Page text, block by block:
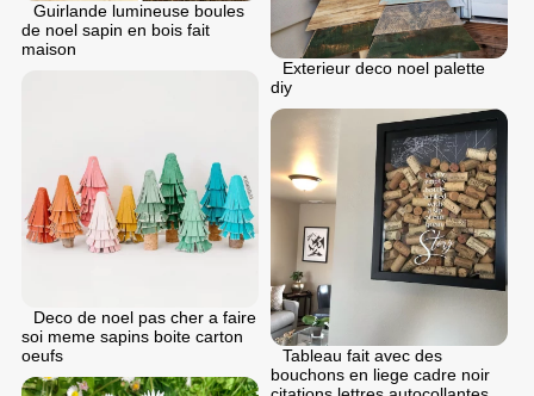
Guirlande lumineuse boules
de noel sapin en bois fait
maison
Exterieur deco noel palette
diy
Deco de noel pas cher a faire
soi meme sapins boite carton
oeufs
Tableau fait avec des
bouchons en liege cadre noir